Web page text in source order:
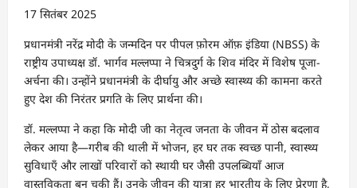
17 सितंबर 2025
प्रधानमंत्री नरेंद्र मोदी के जन्मदिन पर पीपल फ़ोरम ऑफ़ इंडिया (NBSS) के
राष्ट्रीय उपाध्यक्ष डॉ. भार्गव मल्लप्पा ने चित्रदुर्ग के शिव मंदिर में विशेष पूजा-
अर्चना की। उन्होंने प्रधानमंत्री के दीर्घायु और अच्छे स्वास्थ्य की कामना करते
हुए देश की निरंतर प्रगति के लिए प्रार्थना की।
डॉ. मल्लप्पा ने कहा कि मोदी जी का नेतृत्व जनता के जीवन में ठोस बदलाव
लेकर आया है—गरीब की थाली में भोजन, हर घर तक स्वच्छ पानी, स्वास्थ्य
सुविधाएँ और लाखों परिवारों को स्थायी घर जैसी उपलब्धियाँ आज
वास्तविकता बन चुकी हैं। उनके जीवन की यात्रा हर भारतीय के लिए प्रेरणा है,